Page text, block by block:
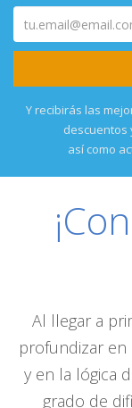
Y recibirás las
descuentos
así como
Al llegar a
profundizar en
y en la lógica
grado de